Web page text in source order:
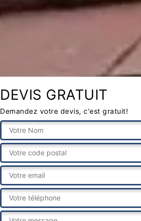
DEVIS GRATUIT
Demandez votre devis, c'est gratuit!